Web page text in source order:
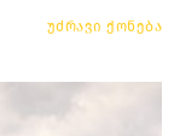
უძრავი ქონება